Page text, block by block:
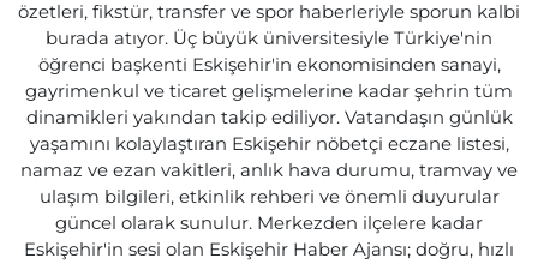
özetleri, fikstür, transfer ve spor haberleriyle sporun kalbi
burada atıyor. Üç büyük üniversitesiyle Türkiye'nin
öğrenci başkenti Eskişehir'in ekonomisinden sanayi,
gayrimenkul ve ticaret gelişmelerine kadar şehrin tüm
dinamikleri yakından takip ediliyor. Vatandaşın günlük
yaşamını kolaylaştıran Eskişehir nöbetçi eczane listesi,
namaz ve ezan vakitleri, anlık hava durumu, tramvay ve
ulaşım bilgileri, etkinlik rehberi ve önemli duyurular
güncel olarak sunulur. Merkezden ilçelere kadar
Eskişehir'in sesi olan Eskişehir Haber Ajansı; doğru, hızlı